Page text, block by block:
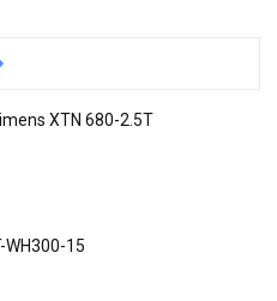
XTN 680-2.5T
WH300-15